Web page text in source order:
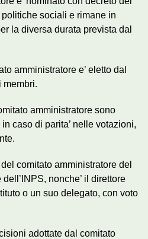
sociali e rimane in
la diversa durata prevista dal
amministratore e’ eletto dal
membri.
amministratore sono
caso di parita’ nelle votazioni,
comitato amministratore del
nonche’ il direttore
o un suo delegato, con voto
adottate dal comitato